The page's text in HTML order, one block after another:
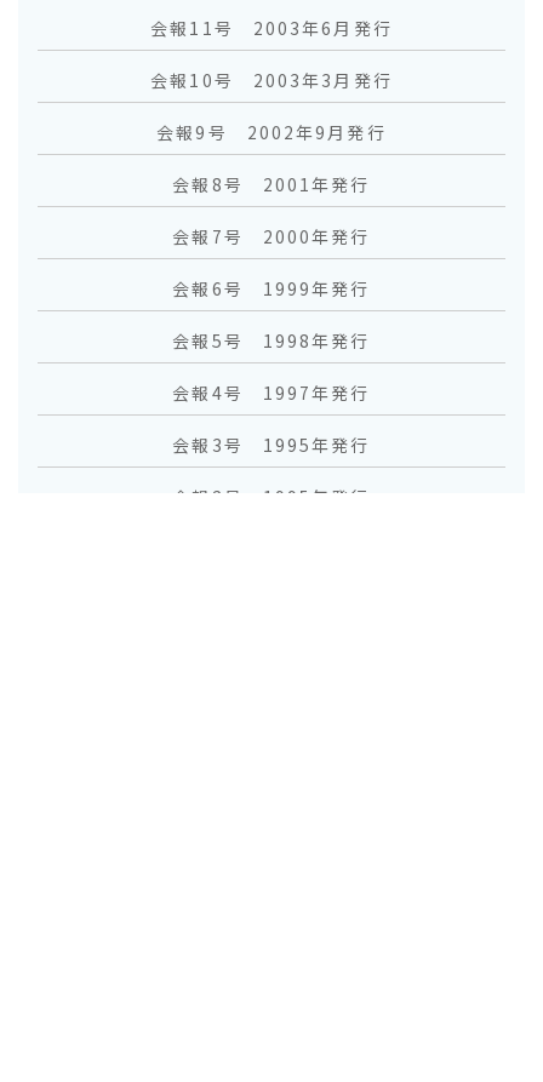
会報11号 2003年6月発行
会報10号 2003年3月発行
会報9号 2002年9月発行
会報8号 2001年発行
会報7号 2000年発行
会報6号 1999年発行
会報5号 1998年発行
会報4号 1997年発行
会報3号 1995年発行
会報2号 1995年発行